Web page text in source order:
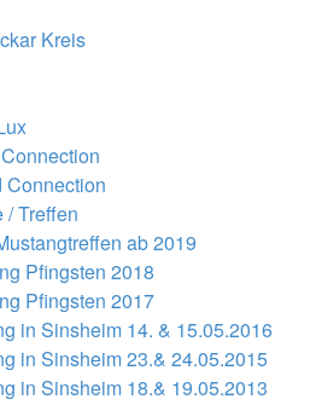
Kreis
Treffen
ab 2019
Pfingsten 2018
Pfingsten 2017
in Sinsheim 14. & 15.05.2016
in Sinsheim 23.& 24.05.2015
in Sinsheim 18.& 19.05.2013